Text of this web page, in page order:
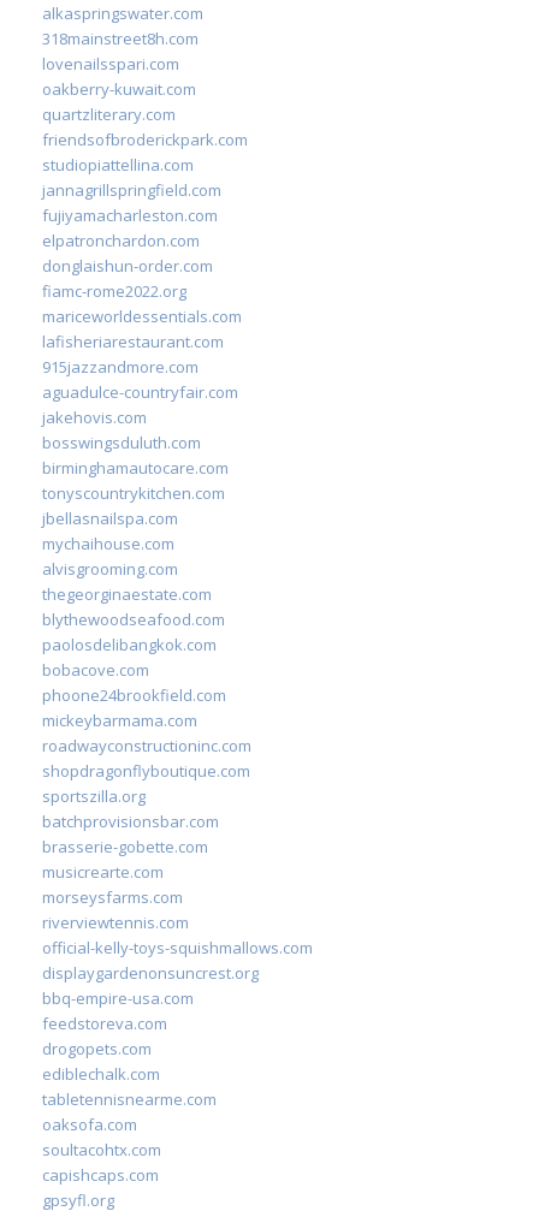
alkaspringswater.com
318mainstreet8h.com
lovenailsspari.com
oakberry-kuwait.com
quartzliterary.com
friendsofbroderickpark.com
studiopiattellina.com
jannagrillspringfield.com
fujiyamacharleston.com
elpatronchardon.com
donglaishun-order.com
fiamc-rome2022.org
mariceworldessentials.com
lafisheriarestaurant.com
915jazzandmore.com
aguadulce-countryfair.com
jakehovis.com
bosswingsduluth.com
birminghamautocare.com
tonyscountrykitchen.com
jbellasnailspa.com
mychaihouse.com
alvisgrooming.com
thegeorginaestate.com
blythewoodseafood.com
paolosdelibangkok.com
bobacove.com
phoone24brookfield.com
mickeybarmama.com
roadwayconstructioninc.com
shopdragonflyboutique.com
sportszilla.org
batchprovisionsbar.com
brasserie-gobette.com
musicrearte.com
morseysfarms.com
riverviewtennis.com
official-kelly-toys-squishmallows.com
displaygardenonsuncrest.org
bbq-empire-usa.com
feedstoreva.com
drogopets.com
ediblechalk.com
tabletennisnearme.com
oaksofa.com
soultacohtx.com
capishcaps.com
gpsyfl.org